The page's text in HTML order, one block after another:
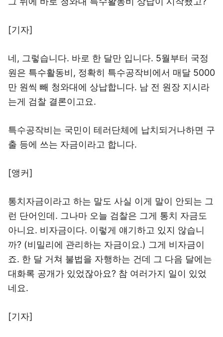
[기자]
네, 그렇습니다. 바로 한 달만 입니다. 5월부터 국정
원은 특수활동비, 정확히 특수공작비에서 매달 5000
만 원씩 빼 청와대에 상납합니다. 남 전 원장 지시라
는게 검찰 결론이고요.
특수공작비는 국민이 테러단체에 납치되거나하면 구
출 등에 쓰는 자금이라고 합니다.
[앵커]
통치자금이라고 하는 말도 사실 이게 말이 안되는 그
런 단어인데. 그나마 오늘 검찰은 그게 통치 자금도
아니요. 비자금이다. 이렇게 얘기하고 있지 않습니
까? (비밀리에 관리하는 자금이요.) 그게 비자금이
죠. 한 달 거쳐 불법을 자행하는 건데 그 다음 달에는
대화록 공개가 있었잖아요? 참 여러가지 일이 있었
네요.
[기자]